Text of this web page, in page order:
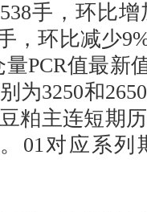
手，环比
，环比减少
PCR值最新
为3250和
粕主连短期
01对应系